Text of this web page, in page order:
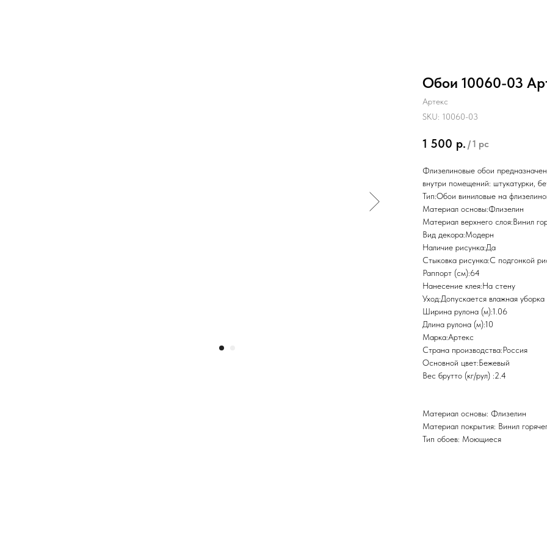
Обои 10060-03
Артекс
SKU: 10060-03
1 500 р. /1 pc
Флизелиновые обои
внутри помещений: штукатурки,
Тип:Обои виниловые на
Материал основы:Флизелин
Материал верхнего слоя:Винил
Вид декора:Модерн
Наличие рисунка:Да
Стыковка рисунка:С подгонкой
Раппорт (см):64
Нанесение клея:На стену
Уход:Допускается влажная уборка
Ширина рулона (м):1.06
Длина рулона (м):10
Марка:Артекс
Страна производства:Россия
Основной цвет:Бежевый
Вес брутто (кг/рул) :2.4
Материал основы: Флизелин
Материал покрытия: Винил
Тип обоев: Моющиеся